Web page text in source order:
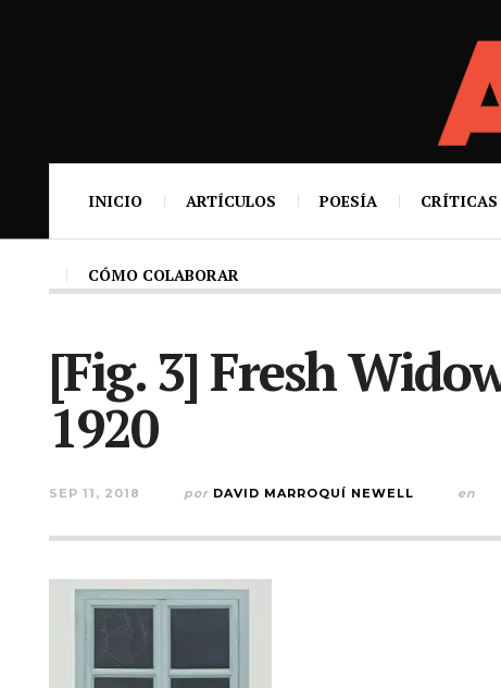
INICIO ARTÍCULOS POESÍA CRÍTICAS
CÓMO COLABORAR
[Fig. 3] Fresh
1920
SEP 11, 2018 por DAVID MARROQUÍ NEWELL en